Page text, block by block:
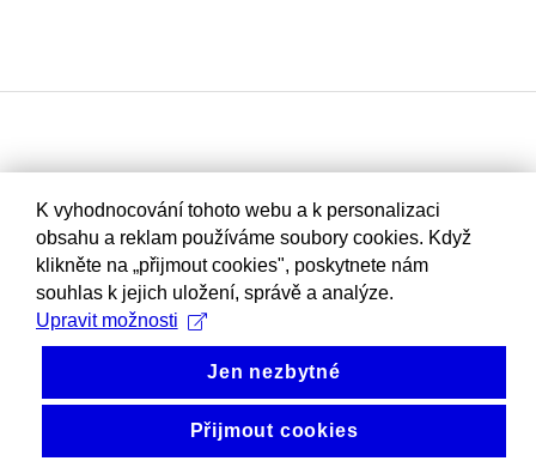
K vyhodnocování tohoto webu a k personalizaci
obsahu a reklam používáme soubory cookies. Když
klikněte na „přijmout cookies", poskytnete nám
souhlas k jejich uložení, správě a analýze.
Upravit možnosti
Jen nezbytné
Přijmout cookies